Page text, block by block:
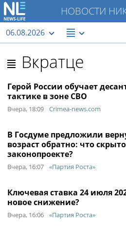
НОВОСТИ
06.08.2026
Вкратце
Герой России обучает
тактике в зоне СВО
Вчера, 18:09 Crimea-news.com
В Госдуме предложили
возраст обратно: что
законопроекте?
Вчера, 16:07 «Партия Роста»
Ключевая ставка 24 июля
новое снижение?
Вчера, 16:06 «Партия Роста»